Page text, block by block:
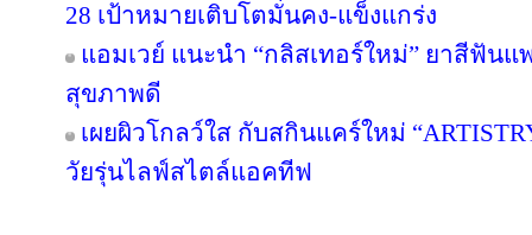
28 เป้าหมายเติบโตมั่นคง-แข็งแกร่ง
แอมเวย์ แนะนำ “กลิสเทอร์ใหม่” ยาสีฟัน
สุขภาพดี
เผยผิวโกลว์ใส กับสกินแคร์ใหม่
วัยรุ่นไลฟ์สไตล์แอคทีฟ